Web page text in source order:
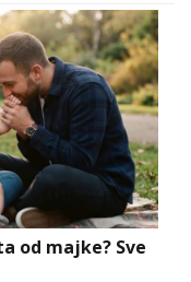
od majke? Sve